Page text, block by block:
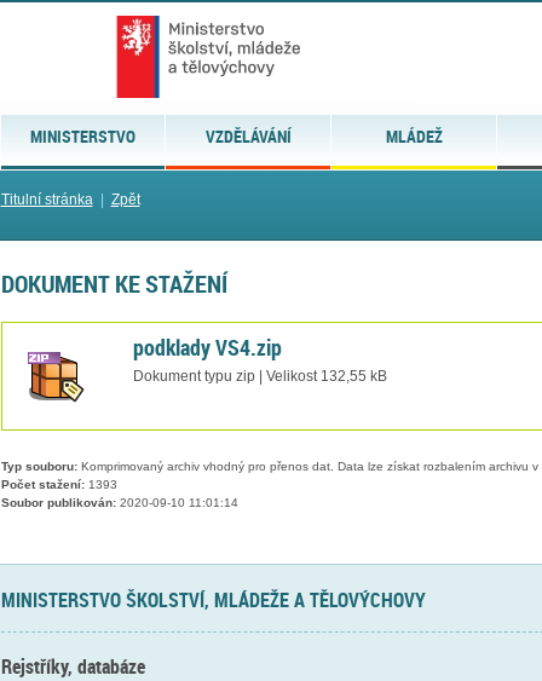
MINISTERSTVO VZDĚLÁVÁNÍ MLÁDEŽ
Titulní stránka| Zpět
DOKUMENT KE STAŽENÍ
podklady VS4.zip
Dokument typu zip | Velikost 132,55 kB
Typ souboru:Komprimovaný archiv vhodný pro přenos dat. Data lze získat rozbalením archivu
Počet stažení:1393
Soubor publikován:2020-09-10 11:01:14
MINISTERSTVO ŠKOLSTVÍ, MLÁDEŽE A TĚLOVÝCHOVY
Rejstříky, databáze